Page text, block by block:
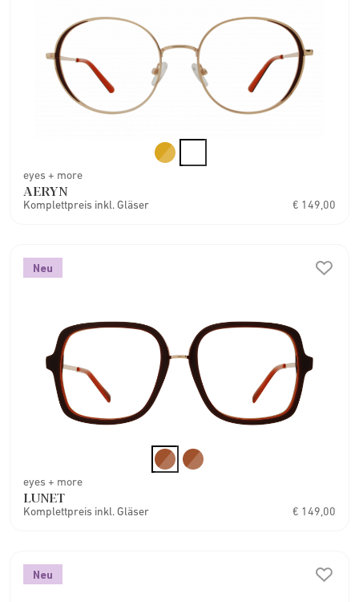
eyes + more
AERYN
Komplettpreis inkl. Gläser € 149,00
Neu
eyes + more
LUNET
Komplettpreis inkl. Gläser € 149,00
Neu